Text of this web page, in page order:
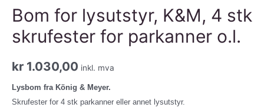
Bom for lysutstyr, K&M, 4 stk
skrufester for parkanner o.l.
kr 1.030,00 inkl. mva
Lysbom fra König & Meyer.
Skrufester for 4 stk parkanner eller annet lysutstyr.